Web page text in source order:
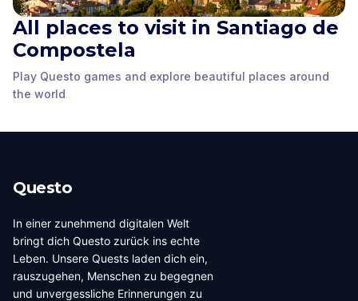
All places to visit in Santiago de
Compostela
Play Questo games and explore beautiful places around
the world
Praza do Obradoiro
Santiago de
Compostela
Santiago de
Statue of King Alfonso
II of Asturias
Santiago de
Questo
In einer zunehmend digitalen Welt
bringt dich Questo zurück ins echte
Leben. Unsere Quests laden dich ein,
rauszugehen, Menschen zu begegnen
und unvergessliche Erinnerungen zu